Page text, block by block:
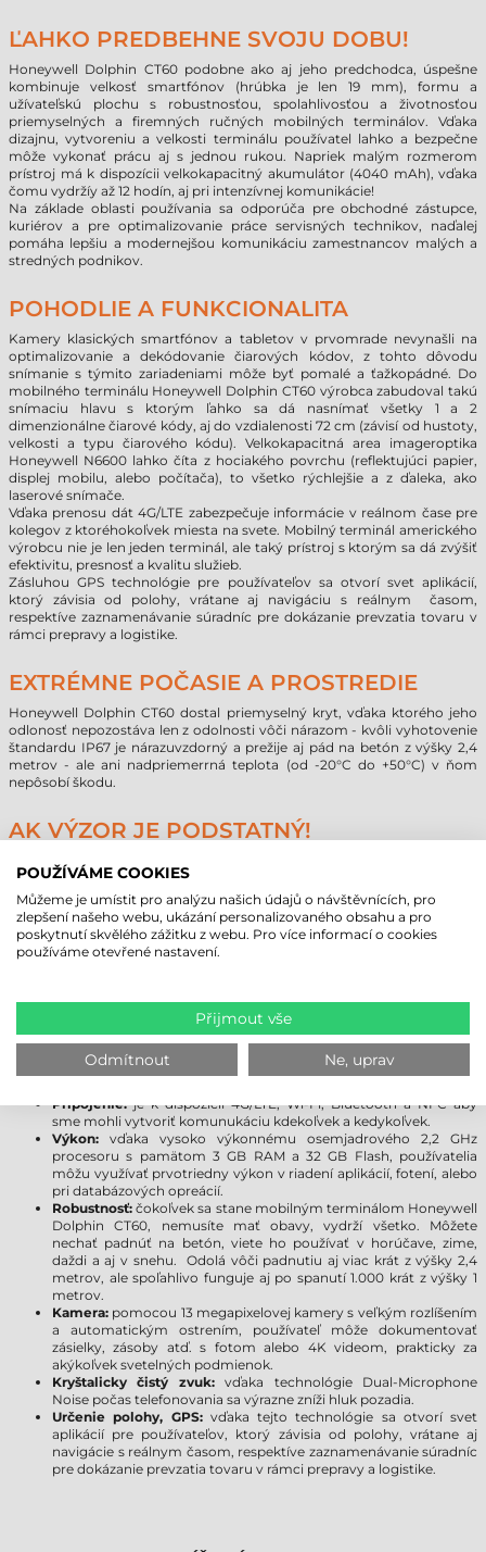
ĽAHKO PREDBEHNE SVOJU DOBU!
Honeywell Dolphin CT60 podobne ako aj jeho predchodca, úspešne
kombinuje velkosť smartfónov (hrúbka je len 19 mm), formu a
užívateľskú plochu s robustnosťou, spolahlivosťou a životnosťou
priemyselných a firemných ručných mobilných terminálov. Vďaka
dizajnu, vytvoreniu a velkosti terminálu používatel lahko a bezpečne
môže vykonať prácu aj s jednou rukou. Napriek malým rozmerom
prístroj má k dispozícii velkokapacitný akumulátor (4040 mAh), vďaka
čomu vydržíy až 12 hodín, aj pri intenzívnej komunikácie!
Na základe oblasti používania sa odporúča pre obchodné zástupce,
kuriérov a pre optimalizovanie práce servisných technikov, naďalej
pomáha lepšiu a modernejšou komunikáciu zamestnancov malých a
stredných podnikov.
POHODLIE A FUNKCIONALITA
Kamery klasických smartfónov a tabletov v prvomrade nevynašli na
optimalizovanie a dekódovanie čiarových kódov, z tohto dôvodu
snímanie s týmito zariadeniami môže byť pomalé a ťažkopádné. Do
mobilného terminálu Honeywell Dolphin CT60 výrobca zabudoval takú
snímaciu hlavu s ktorým ľahko sa dá nasnímať všetky 1 a 2
dimenzionálne čiarové kódy, aj do vzdialenosti 72 cm (závisí od hustoty,
velkosti a typu čiarového kódu). Velkokapacitná area imageroptika
Honeywell N6600 lahko číta z hociakého povrchu (reflektujúci papier,
displej mobilu, alebo počítača), to všetko rýchlejšie a z ďaleka, ako
laserové snímače.
Vďaka prenosu dát 4G/LTE zabezpečuje informácie v reálnom čase pre
kolegov z ktoréhokoľvek miesta na svete. Mobilný terminál amerického
výrobcu nie je len jeden terminál, ale taký prístroj s ktorým sa dá zvýšiť
efektivitu, presnosť a kvalitu služieb.
Zásluhou GPS technológie pre používateľov sa otvorí svet aplikácií,
ktorý závisia od polohy, vrátane aj navigáciu s reálnym časom,
respektíve zaznamenávanie súradníc pre dokázanie prevzatia tovaru v
rámci prepravy a logistike.
EXTRÉMNE POČASIE A PROSTREDIE
Honeywell Dolphin CT60 dostal priemyselný kryt, vďaka ktorého jeho
odlonosť nepozostáva len z odolnosti vôči nárazom - kvôli vyhotovenie
štandardu IP67 je nárazuvzdorný a prežije aj pád na betón z výšky 2,4
metrov - ale ani nadpriemerrná teplota (od -20°C do +50°C) v ňom
nepôsobí škodu.
AK VÝZOR JE PODSTATNÝ!
4.7" palcová (119 mm) 720*1280 pixelová HD obrazovka mobilného
terminálu Honeywell Dolphin CT50 s veľkým rozlíšením je dobre
čitateľná vo vnútri a aj pri vysokého okolitého osvetlenia, preto je
ideálna voľba pri prípade používania aj vonku! Ďalšia výhoda je, že
nastavenie dotykovej obrazovky sa dynamicky prispôsobujú k
prostrediu, takto používatelia môžu používať obrazovku aj s perom,
alebo prstom (aj v rukaviciach).
HONEYWELL DOLPHIN CT60 JE
DOKONALÝ PARTNER!
Smartfón: Honeywell Dolphin CT60 funkcinuje aj ako
Pripojenie:je k dispozícii 4G/LTE, Wi-Fi, Bluetooth a NFC aby
sme mohli vytvoriť komunukáciu kdekoľvek a kedykoľvek.
Výkon: vďaka vysoko výkonnému osemjadrového 2,2 GHz
procesoru s pamätom 3 GB RAM a 32 GB Flash, používatelia
môžu využívať prvotriedny výkon v riadení aplikácií, fotení, alebo
pri databázových opreácií.
Robustnosť: čokoľvek sa stane mobilným terminálom Honeywell
Dolphin CT60, nemusíte mať obavy, vydrží všetko. Môžete
nechať padnúť na betón, viete ho používať v horúčave, zime,
daždi a aj v snehu. Odolá vôči padnutiu aj viac krát z výšky 2,4
metrov, ale spoľahlivo funguje aj po spanutí 1.000 krát z výšky 1
metrov.
Kamera: pomocou 13 megapixelovej kamery s veľkým rozlíšením
a automatickým ostrením, používateľ môže dokumentovať
zásielky, zásoby atď. s fotom alebo 4K videom, prakticky za
akýkoľvek svetelných podmienok.
Kryštalicky čistý zvuk:vďaka technológie Dual-Microphone
Noise počas telefonovania sa výrazne zníži hluk pozadia.
Určenie polohy, GPS:vďaka tejto technológie sa otvorí svet
aplikácií pre používateľov, ktorý závisia od polohy, vrátane aj
navigácie s reálnym časom, respektíve zaznamenávanie súradníc
pre dokázanie prevzatia tovaru v rámci prepravy a logistike.
POUŽÍVÁME COOKIES
Můžeme je umístit pro analýzu našich údajů o návštěvnících, pro
zlepšení našeho webu, ukázání personalizovaného obsahu a pro
poskytnutí skvělého zážitku z webu. Pro více informací o cookies
používáme otevřené nastavení.
Přijmout vše
Odmítnout Ne, uprav